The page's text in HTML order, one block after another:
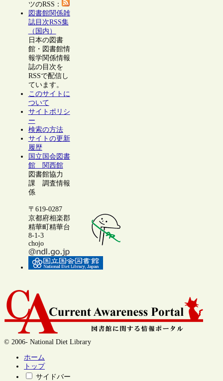
ツのRSS：
図書館関係雑
誌目次RSS集
（国内）
日本の図書
館・図書館情
報学関係情報
誌の目次を
RSSで配信し
ています。
このサイトに
ついて
サイトポリシ
ー
検索の方法
サイトの更新
履歴
国立国会図書
館 関西館
図書館協力
課 調査情報
係
〒619-0287
京都府相楽郡
精華町精華台
8-1-3
chojo
© 2006- National Diet Library
ホーム
トップ
サイドバー